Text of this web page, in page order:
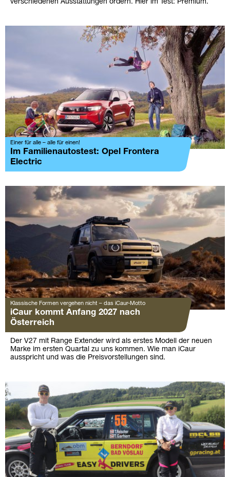
verschiedenen Ausstattungen ordern. Hier im Test: Premium.
Einer für alle – alle für einen!
Im Familienautostest: Opel Frontera
Electric
Klassische Formen vergehen nicht – das iCaur-Motto
iCaur kommt Anfang 2027 nach
Österreich
Der V27 mit Range Extender wird als erstes Modell der neuen
Marke im ersten Quartal zu uns kommen. Wie man iCaur
ausspricht und was die Preisvorstellungen sind.